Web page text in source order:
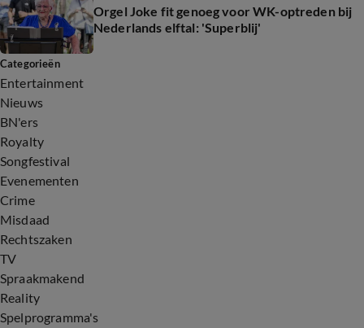
Orgel Joke fit genoeg voor WK-optreden bij
Nederlands elftal: 'Superblij'
Categorieën
Entertainment
Nieuws
BN'ers
Royalty
Songfestival
Evenementen
Crime
Misdaad
Rechtszaken
TV
Spraakmakend
Reality
Spelprogramma's